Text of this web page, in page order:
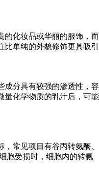
的化妆品或华丽的服饰，而
单纯的外貌修饰更具吸引
成分具有较强的渗透性，容
量化学物质的乳汁后，可能
常见项目有谷丙转氨酶、
胞受损时，细胞内的转氨